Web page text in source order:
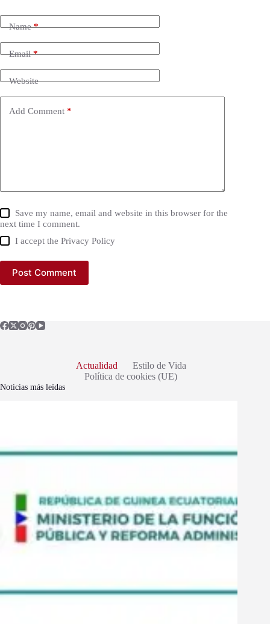
Name*
Email*
Website
Add Comment *
Save my name, email and website in this browser for the
next time I comment.
I accept thePrivacy Policy
Post Comment
Actualidad
Estilo de Vida
Política de cookies (UE)
Noticias más leídas